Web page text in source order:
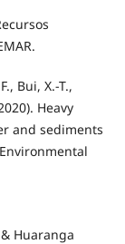
Bui, X.-T.,
Heavy
and sediments
Huaranga